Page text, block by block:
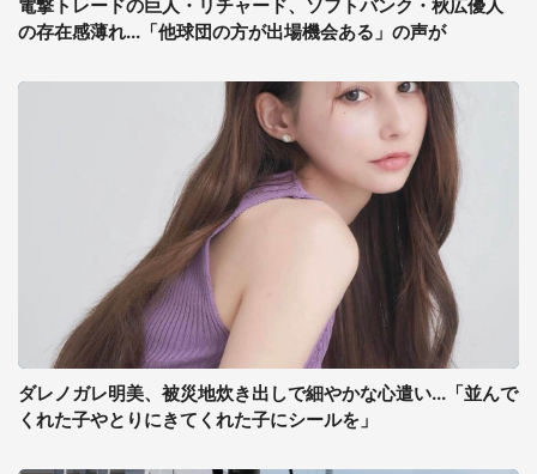
電撃トレードの巨人・リチャード、ソフトバンク・秋広優人
の存在感薄れ...「他球団の方が出場機会ある」の声が
ダレノガレ明美、被災地炊き出しで細やかな心遣い...「並んで
くれた子やとりにきてくれた子にシールを」